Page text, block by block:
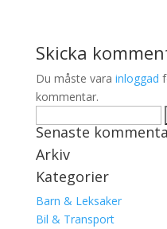
Skicka
Du måste vara inloggad
kommentar.
efter:
Senaste
Arkiv
Kategorier
Barn & Leksaker
Bil & Transport